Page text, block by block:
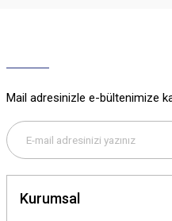
Bu ürüne benzer farklı
Mail adresinizle e-bültenimize
Kurumsal